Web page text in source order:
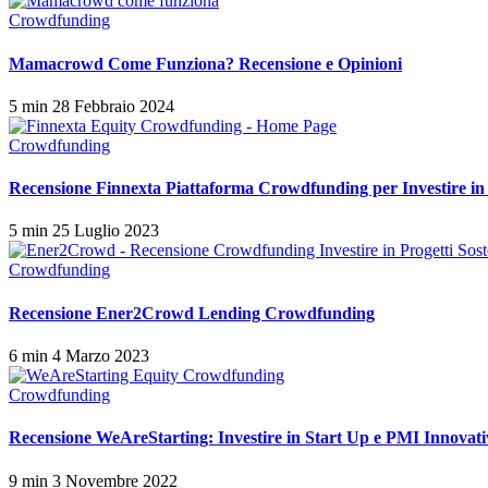
Crowdfunding
Mamacrowd Come Funziona? Recensione e Opinioni
5 min 28 Febbraio 2024
Crowdfunding
Recensione Finnexta Piattaforma Crowdfunding per Investire
5 min 25 Luglio 2023
Crowdfunding
Recensione Ener2Crowd Lending Crowdfunding
6 min 4 Marzo 2023
Crowdfunding
Recensione WeAreStarting: Investire in Start Up e PMI
9 min 3 Novembre 2022